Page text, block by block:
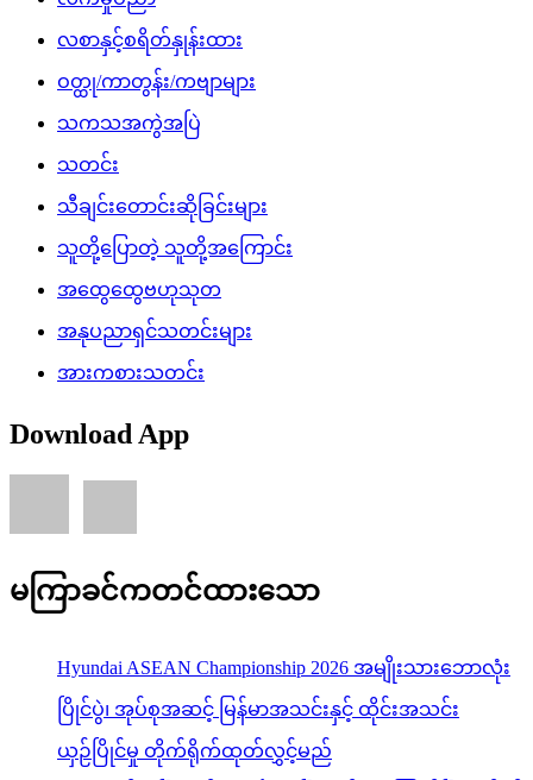
လစာနှင့်စရိတ်နှုန်းထား
ဝတ္ထု/ကာတွန်း/ကဗျာများ
သကသအကွဲအပြဲ
သတင်း
သီချင်းတောင်းဆိုခြင်းများ
သူတို့ပြောတဲ့ သူတို့အကြောင်း
အထွေထွေဗဟုသုတ
အနုပညာရှင်သတင်းများ
အားကစားသတင်း
Download App
မကြာခင်ကတင်ထားသော
Hyundai ASEAN Championship 2026 အမျိုးသားဘောလုံး
ပြိုင်ပွဲ၊ အုပ်စုအဆင့် မြန်မာအသင်းနှင့် ထိုင်းအသင်း
ယှဉ်ပြိုင်မှု တိုက်ရိုက်ထုတ်လွှင့်မည်